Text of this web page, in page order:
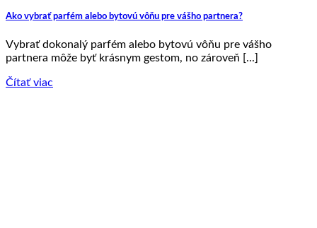
Ako vybrať parfém alebo bytovú vôňu pre vášho partnera?
Vybrať dokonalý parfém alebo bytovú vôňu pre vášho
partnera môže byť krásnym gestom, no zároveň [...]
Čítať viac